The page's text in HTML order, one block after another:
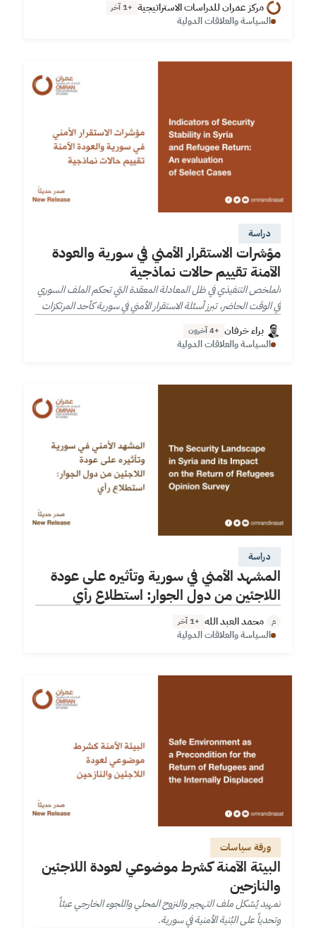
مركز عمران للدراسات الاستراتيجية +1 آخر
السياسة والعلاقات الدولية
دراسة
مؤشرات الاستقرار الأمني في سورية والعودة
الآمنة تقييم حالات نماذجية
الملخص التنفيذي في ظل المعادلة المعقدة التي تحكم الملف السوري
في الوقت الحاضر، تبرز أسئلة الاستقرار الأمني في سورية كأحد المرتكزات
الهامة والممَّكِنة لكل من التعافي المبكر والعودة الآمنة للاجئين…
براء خرفان +4 آخرون
السياسة والعلاقات الدولية
دراسة
المشهد الأمني في سورية وتأثيره على عودة
اللاجئين من دول الجوار: استطلاع رأي
م محمد العبد الله +1 آخر
السياسة والعلاقات الدولية
ورقة سياسات
البيئة الآمنة كشرط موضوعي لعودة اللاجئين
والنازحين
تمهيد يُشكل ملف التهجير والنزوح المحلي واللجوء الخارجي عبئاً
وتحدياً على البُنية الأمنية في سورية.